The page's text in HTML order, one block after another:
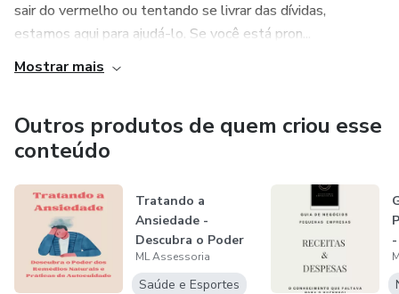
sair do vermelho ou tentando se livrar das dívidas,
estamos aqui para ajudá-lo. Se você está pron...
Mostrar mais
Outros produtos de quem criou esse
conteúdo
Tratando a
Ansiedade -
Descubra o Poder
do Remédios
Naturais...
ML Assessoria
Saúde e Esportes